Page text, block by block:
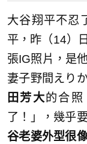
大谷翔平不忍
平，昨（14）
張IG照片，是
妻子野間えり
田芳大的合照
了！」，幾乎
谷老婆外型很